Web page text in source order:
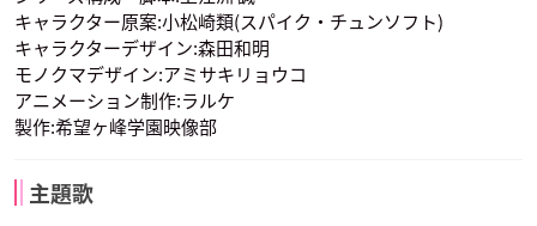
松風雅也
葉隠康比呂
豊口めぐみ
大和田紋土
声優：中井和哉
腐川冬子
声優：沢城みゆき
キャラクター原案:小松崎類(スパイク・チュンソフト)
キャラクターデザイン:森田和明
モノクマデザイン:アミサキリョウコ
アニメーション制作:ラルケ
製作:希望ヶ峰学園映像部
主題歌